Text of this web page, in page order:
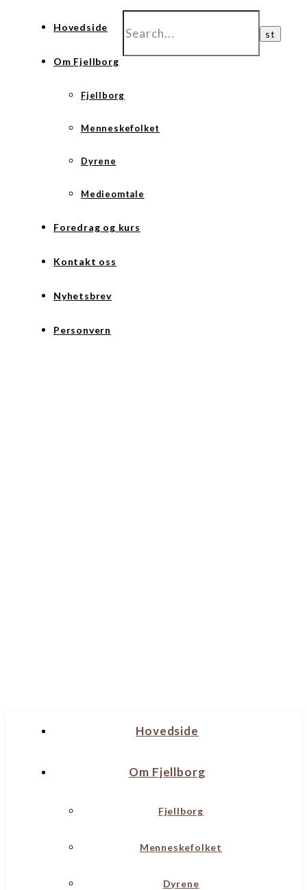
Hovedside
Om Fjellborg
Fjellborg
Menneskefolket
Dyrene
Medieomtale
Foredrag og kurs
Kontakt oss
Nyhetsbrev
Personvern
Hovedside
Om Fjellborg
Fjellborg
Menneskefolket
Dyrene